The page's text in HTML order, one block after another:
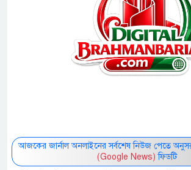
আজকের জার্নাল অনলাইনের সর্বশেষ নিউজ পেতে
(Google News) ফিডটি